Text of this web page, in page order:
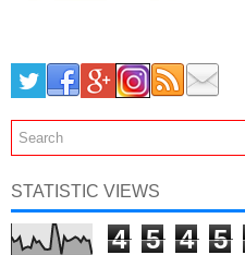
STATISTIC VIEWS
4 5 4 5